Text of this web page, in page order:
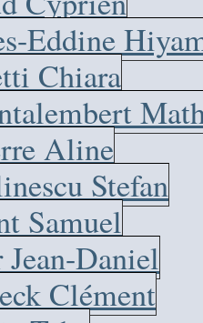
Eddine
Chiara
Aline
Stefan
Samuel
Jean-Daniel
Clément